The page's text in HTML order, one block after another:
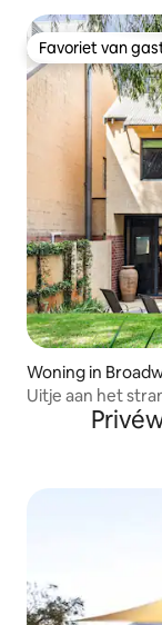
Favoriet van
Favoriet van
Woning in
Uitje aan het